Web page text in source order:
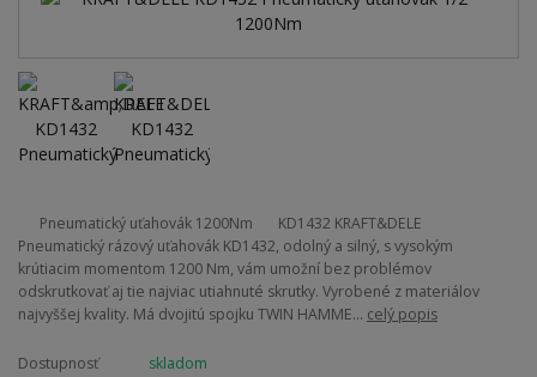
Pneumatický uťahovák 1200Nm KD1432 KRAFT&DELE
Pneumatický rázový uťahovák KD1432, odolný a silný, s vysokým
krútiacim momentom 1200 Nm, vám umožní bez problémov
odskrutkovať aj tie najviac utiahnuté skrutky. Vyrobené z materiálov
najvyššej kvality. Má dvojitú spojku TWIN HAMME... celý popis
Dostupnosť
skladom